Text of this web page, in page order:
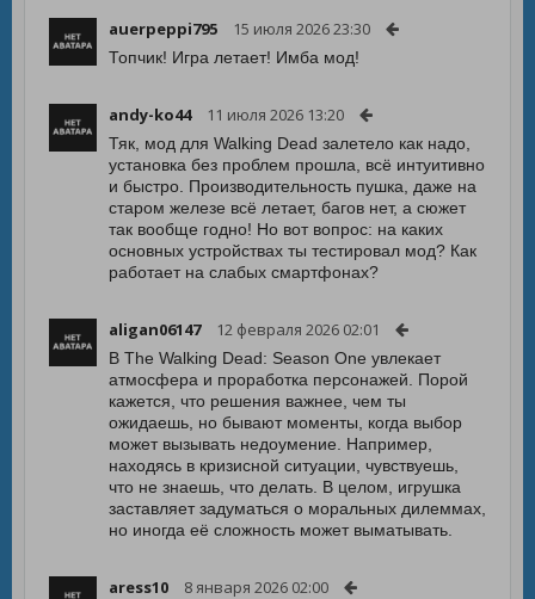
auerpeppi795 15 июля 2026 23:30
Топчик! Игра летает! Имба мод!
andy-ko44 11 июля 2026 13:20
Тяк, мод для Walking Dead залетело как надо,
установка без проблем прошла, всё интуитивно
и быстро. Производительность пушка, даже на
старом железе всё летает, багов нет, а сюжет
так вообще годно! Но вот вопрос: на каких
основных устройствах ты тестировал мод? Как
работает на слабых смартфонах?
aligan06147 12 февраля 2026 02:01
В The Walking Dead: Season One увлекает
атмосфера и проработка персонажей. Порой
кажется, что решения важнее, чем ты
ожидаешь, но бывают моменты, когда выбор
может вызывать недоумение. Например,
находясь в кризисной ситуации, чувствуешь,
что не знаешь, что делать. В целом, игрушка
заставляет задуматься о моральных дилеммах,
но иногда её сложность может выматывать.
aress10 8 января 2026 02:00